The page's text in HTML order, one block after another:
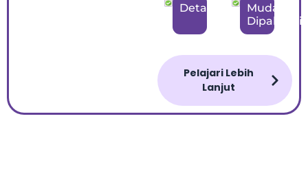
Detail
Mudah
Dipahami
Pelajari Lebih
Lanjut